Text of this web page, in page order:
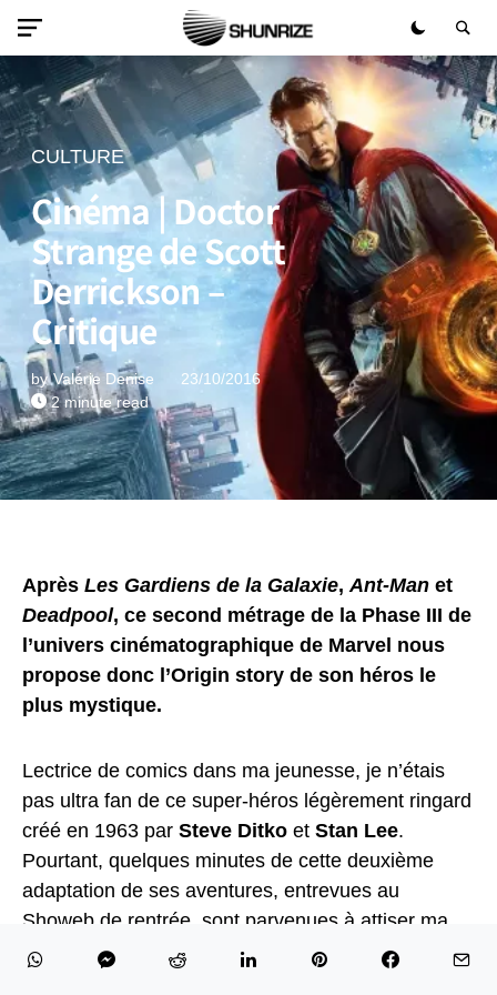
CULTURE
Cinéma | Doctor
Strange de Scott
Derrickson –
Critique
by Valérie Denise
23/10/2016
2 minute read
Après Les Gardiens de la Galaxie,Ant-Man et
Deadpool, ce second métrage de la Phase III de
l’univers cinématographique de Marvel nous
propose donc l’Origin story de son héros le
plus mystique.
Lectrice de comics dans ma jeunesse, je n’étais
pas ultra fan de ce super-héros légèrement ringard
créé en 1963 par Steve Ditko et Stan Lee.
Pourtant, quelques minutes de cette deuxième
adaptation de ses aventures, entrevues au
Showeb de rentrée, sont parvenues à attiser ma
curiosité.